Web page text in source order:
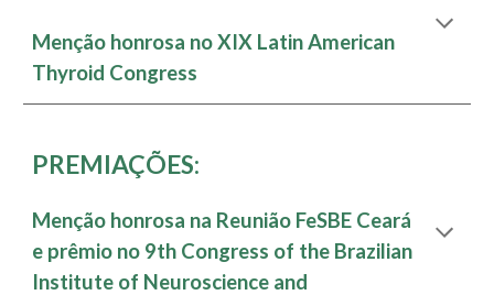
Menção honrosa no XIX Latin American
Thyroid Congress
PREMIAÇÕES:
Menção honrosa na Reunião FeSBE Ceará
e prêmio no 9th Congress of the Brazilian
Institute of Neuroscience and